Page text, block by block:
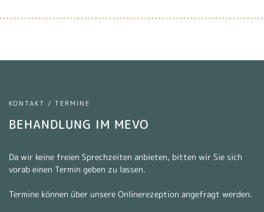
KONTAKT / TERMINE
BEHANDLUNG IM MEVO
Da wir keine freien Sprechzeiten anbieten, bitten wir Sie sich
vorab einen Termin geben zu lassen.
Termine können über unsere Onlinerezeption angefragt werden.